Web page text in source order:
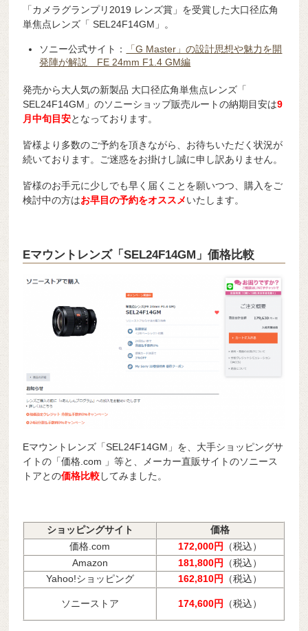
「カメラグランプリ2019 レンズ賞」を受賞した大口径広角
単焦点レンズ「 SEL24F14GM」。
ソニー公式サイト：
「G Master」の設計思想や魅力を開
発陣が解説 FE 24mm F1.4 GM編
発売から大人気の新製品 大口径広角単焦点レンズ「
SEL24F14GM」のソニーショップ販売ルートの納期目安は9
月中旬目安となっております。
皆様より多数のご予約を頂きながら、お待ちいただく状況が
続いております。ご迷惑をお掛けし誠に申し訳ありません。
皆様のお手元に少しでも早く届くことを願いつつ、購入をご
検討中の方はお早目の予約をオススメいたします。
Eマウントレンズ「SEL24F14GM」価格比較
Eマウントレンズ「SEL24F14GM」を、大手ショッピングサ
イトの「価格.com 」等と、メーカー直販サイトのソニース
トアとの価格比較してみました。
ショッピングサイト
価格
価格.com
172,000円
（税込）
Amazon
181,800円
（税込）
Yahoo!ショッピング
162,810円 （税込）
ソニーストア 174,600円 （税込）